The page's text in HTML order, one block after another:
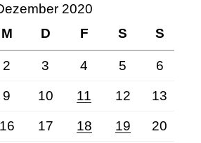
2020
M D F S S
2 3 4 5 6
9 10 11 12 13
16 17 18 19 20